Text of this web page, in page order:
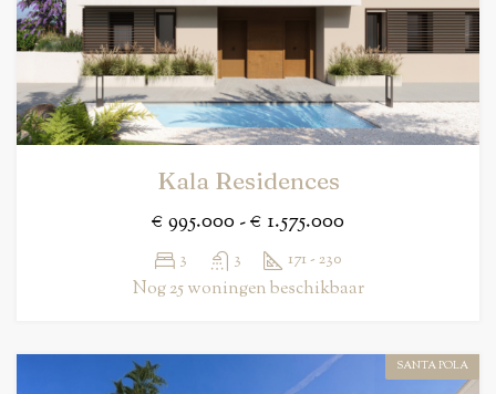
Kala Residences
€ 995.000 - € 1.575.000
3 3 171 - 230
Nog 25 woningen beschikbaar
SANTA POLA